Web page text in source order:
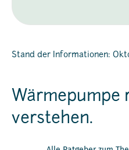
Stand der Informationen:
Wärmepumpe
verstehen.